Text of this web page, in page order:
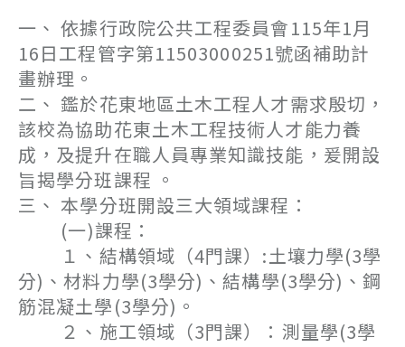
一、 依據行政院公共工程委員會115年1月
16日工程管字第11503000251號函補助計
畫辦理。
二、 鑑於花東地區土木工程人才需求殷切，
該校為協助花東土木工程技術人才能力養
成，及提升在職人員專業知識技能，爰開設
旨揭學分班課程 。
三、 本學分班開設三大領域課程：
(一)課程：
１、結構領域（4門課）:土壤力學(3學
分)、材料力學(3學分)、結構學(3學分)、鋼
筋混凝土學(3學分)。
２、施工領域（3門課）：測量學(3學